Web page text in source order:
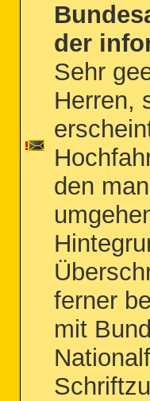
der
Sehr
Herren,
den
ferner
mit